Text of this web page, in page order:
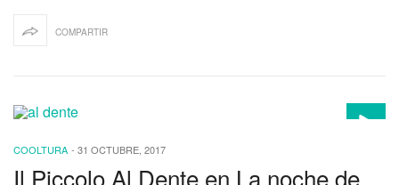
COMPARTIR
COOLTURA - 31 OCTUBRE, 2017
Il Piccolo Al Dente en La noche de